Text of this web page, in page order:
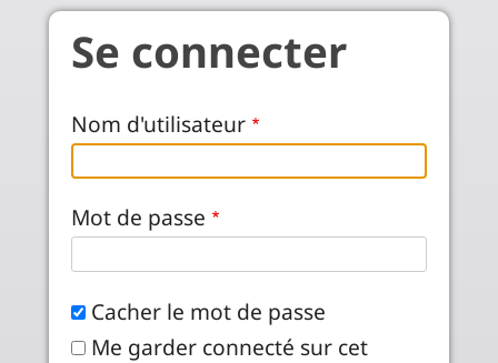
Aller au contenu principal
Se connecter
Nom d'utilisateur
Mot de passe
Cacher le mot de passe
Me garder connecté sur cet